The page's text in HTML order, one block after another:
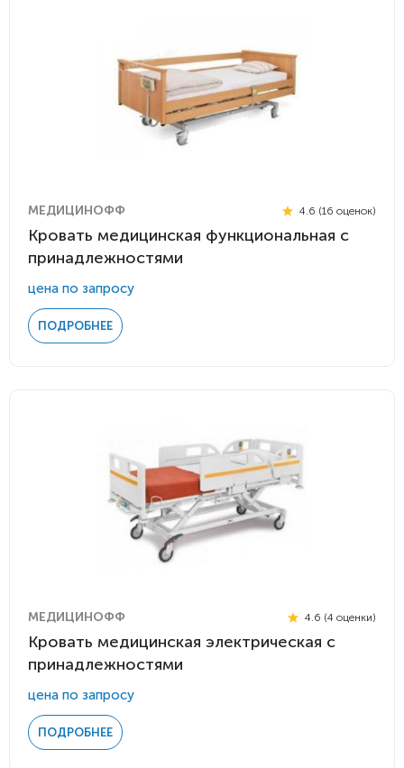
МЕДИЦИНОФФ 4.6 (16 оценок)
Кровать медицинская функциональная с
принадлежностями
цена по запросу
ПОДРОБНЕЕ
МЕДИЦИНОФФ 4.6 (4 оценки)
Кровать медицинская электрическая с
принадлежностями
цена по запросу
ПОДРОБНЕЕ